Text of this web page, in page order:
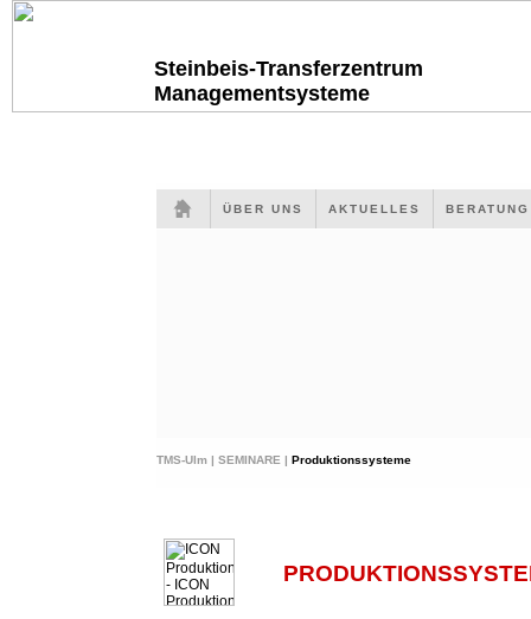
Steinbeis-Transferzentrum
Managementsysteme
ÜBER UNS AKTUELLES
TMS-Ulm | SEMINARE | Produktionssysteme